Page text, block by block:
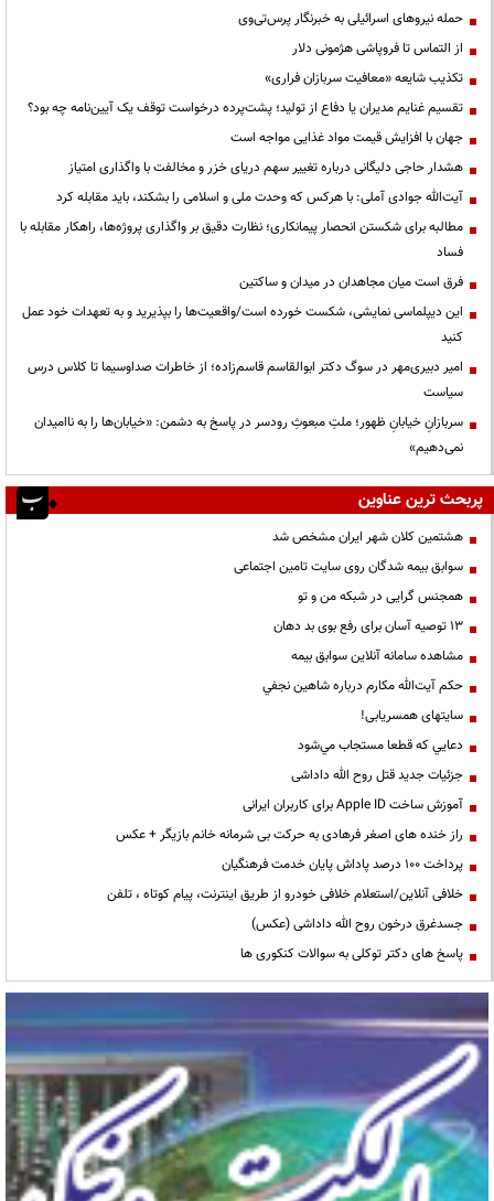
حمله نیروهای اسرائیلی به خبرنگار پرس‌تی‌وی
از التماس تا فروپاشی هژمونی دلار
تکذیب شایعه «معافیت سربازان فراری»
تقسیم غنایم مدیران یا دفاع از تولید؛ پشت‌پرده درخواست توقف یک آیین‌نامه چه بود؟
جهان با افزایش قیمت مواد غذایی مواجه است
هشدار حاجی دلیگانی درباره تغییر سهم دریای خزر و مخالفت با واگذاری امتیاز
آیت‌الله جوادی آملی: با هرکس که وحدت ملی و اسلامی را بشکند، باید مقابله کرد
مطالبه برای شکستن انحصار پیمانکاری؛ نظارت دقیق بر واگذاری پروژه‌ها، راهکار مقابله با
فساد
فرق است میان مجاهدان در میدان و ساکتین
این دیپلماسی نمایشی، شکست خورده است/واقعیت‌ها را بپذیرید و به تعهدات خود عمل
کنید
امیر دبیری‌مهر در سوگ دکتر ابوالقاسم قاسم‌زاده؛ از خاطرات صداوسیما تا کلاس درس
سیاست
سربازانِ خیابانِ ظهور؛ ملتِ مبعوثِ رودسر در پاسخ به دشمن: «خیابان‌ها را به ناامیدان
نمی‌دهیم»
پربحث ترین عناوین
هشتمین کلان شهر ایران مشخص شد
سوابق بیمه شدگان روی سایت تامین اجتماعی
همجنس گرایی در شبکه من و تو
13 توصیه آسان برای رفع بوی بد دهان
مشاهده سامانه آنلاين سوابق بیمه
حكم آيت‌الله مكارم درباره شاهين نجفي
سایتهای همسریابی!
دعايي كه قطعا مستجاب مي‌شود
جزئیات جدید قتل روح الله داداشی
آموزش ساخت Apple ID برای کاربران ایرانی
راز خنده های اصغر فرهادی به حرکت بی شرمانه خانم بازیگر + عکس
پرداخت ۱۰۰ درصد پاداش پایان خدمت فرهنگیان
خلافی آنلاین/استعلام خلافی خودرو از طریق اینترنت، پیام کوتاه ، تلفن
جسدغرق درخون روح الله داداشی (عکس)
پاسخ های دکتر توکلی به سوالات کنکوری ها